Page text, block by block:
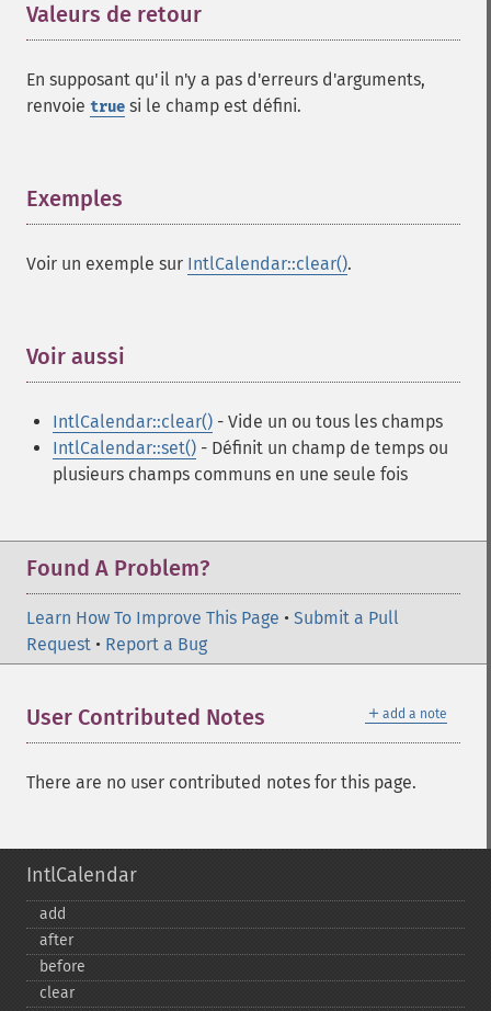
Valeurs de retour
En supposant qu'il n'y a pas d'erreurs d'arguments,
renvoie true si le champ est défini.
Exemples
Voir un exemple sur IntlCalendar::clear().
Voir aussi
IntlCalendar::clear() - Vide un ou tous les champs
IntlCalendar::set() - Définit un champ de temps ou
plusieurs champs communs en une seule fois
Found A Problem?
Learn How To Improve This Page • Submit a Pull
Request • Report a Bug
＋ add a note
User Contributed Notes
There are no user contributed notes for this page.
IntlCalendar
add
after
before
clear